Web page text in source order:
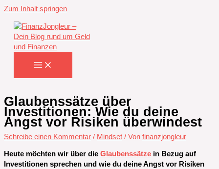
Zum Inhalt springen
Glaubenssätze über
Investitionen: Wie du deine
Angst vor Risiken überwindest
Schreibe einen Kommentar / Mindset / Von finanzjongleur
Heute möchten wir über die Glaubenssätze in Bezug auf
Investitionen sprechen und wie du deine Angst vor Risiken